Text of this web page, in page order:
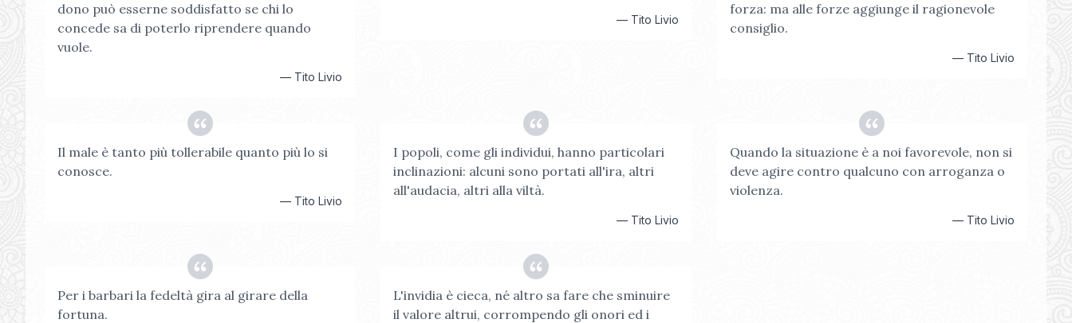
dono può esserne soddisfatto se chi lo
concede sa di poterlo riprendere quando
vuole.
— Tito Livio
— Tito Livio
forza: ma alle forze aggiunge il ragionevole
consiglio.
— Tito Livio
Il male è tanto più tollerabile quanto più lo si
conosce.
— Tito Livio
I popoli, come gli individui, hanno particolari
inclinazioni: alcuni sono portati all'ira, altri
all'audacia, altri alla viltà.
— Tito Livio
Quando la situazione è a noi favorevole, non si
deve agire contro qualcuno con arroganza o
violenza.
— Tito Livio
Per i barbari la fedeltà gira al girare della
fortuna.
L'invidia è cieca, né altro sa fare che sminuire
il valore altrui, corrompendo gli onori ed i